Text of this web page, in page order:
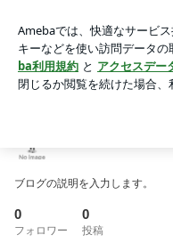
アプリをダウンロードして
ょう。
ブログの説明を入力します。
0
フォロワー
0
投稿